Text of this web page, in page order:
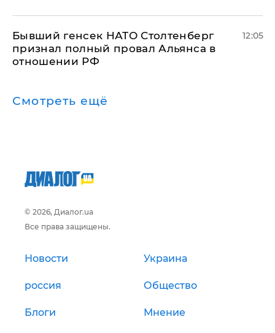
Бывший генсек НАТО Столтенберг
признал полный провал Альянса в
отношении РФ
12:05
Смотреть ещё
© 2026, Диалог.ua
Все права защищены.
Новости Украина
россия Общество
Блоги Мнение